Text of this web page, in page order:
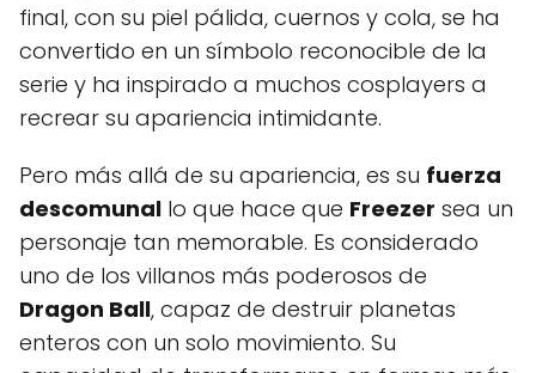
final, con su piel pálida, cuernos y cola, se ha
convertido en un símbolo reconocible de la
serie y ha inspirado a muchos cosplayers a
recrear su apariencia intimidante.
Pero más allá de su apariencia, es su fuerza
descomunal lo que hace que Freezer sea un
personaje tan memorable. Es considerado
uno de los villanos más poderosos de
Dragon Ball, capaz de destruir planetas
enteros con un solo movimiento. Su